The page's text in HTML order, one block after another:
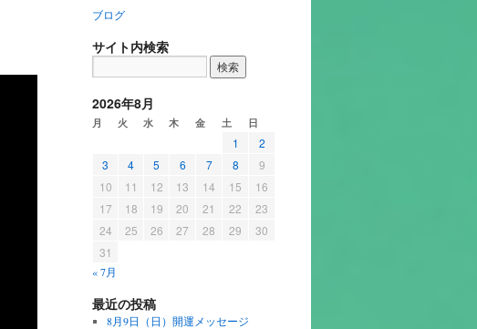
ブログ
サイト内検索
2026年8月
月 火 水 木 金 土 日
1
2
3
4 5 6 7 8
9
10
11 12 13 14 15
16
17
18 19 20 21 22
23
24
25 26 27 28 29
30
31
« 7月
最近の投稿
8月9日（日）開運メッセージ